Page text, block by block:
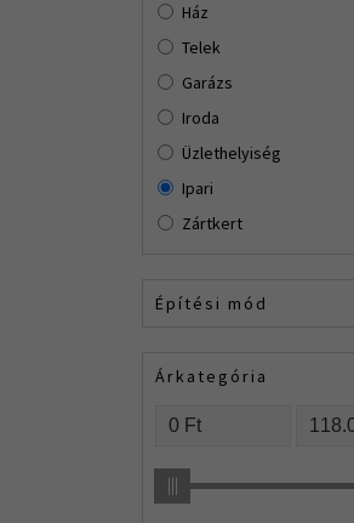
Ház
Telek
Garázs
Iroda
Üzlethelyiség
Ipari
Zártkert
Építési mód
Árkategória